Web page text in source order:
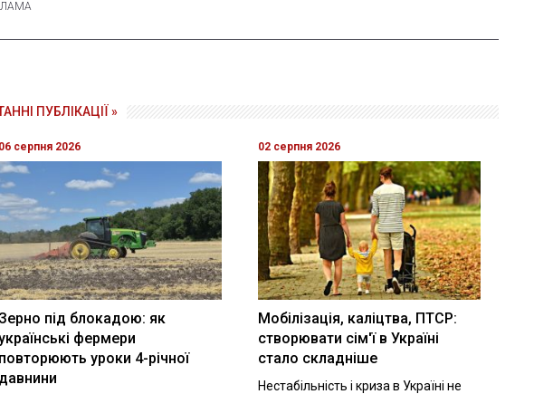
ПУБЛІКАЦІЇ »
06 серпня 2026
Зерно під блокадою: як
фермери
повторюють уроки 4-річної
давнини
02 серпня 2026
Мобілізація, каліцтва, ПТСР:
створювати сім'ї в Україні
стало складніше
Нестабільність і криза в Україні не